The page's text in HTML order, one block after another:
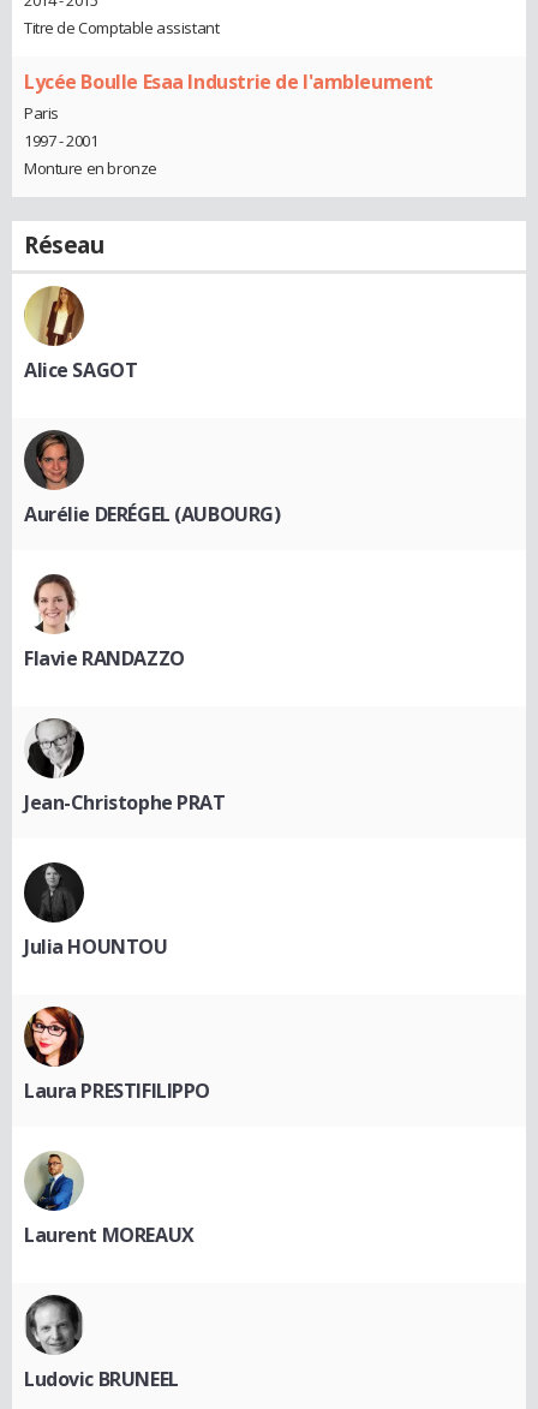
Titre de Comptable assistant
Lycée Boulle Esaa Industrie de l'ambleument
Paris
1997 - 2001
Monture en bronze
Réseau
Alice SAGOT
Aurélie DERÉGEL (AUBOURG)
Flavie RANDAZZO
Jean-Christophe PRAT
Julia HOUNTOU
Laura PRESTIFILIPPO
Laurent MOREAUX
Ludovic BRUNEEL